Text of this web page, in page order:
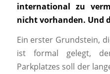
international zu
nicht vorhanden. Und
Ein erster Grundstein,
ist formal gelegt,
Parkplatzes soll der